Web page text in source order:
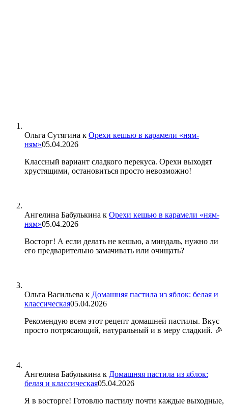
Ольга Сутягина к Орехи кешью в карамели «ням-
ням»05.04.2026
Классный вариант сладкого перекуса. Орехи выходят
хрустящими, остановиться просто невозможно!
Ангелина Бабулькина к Орехи кешью в карамели «ням-
ням»05.04.2026
Восторг! А если делать не кешью, а миндаль, нужно ли
его предварительно замачивать или очищать?
Ольга Васильева к Домашняя пастила из яблок: белая и
классическая05.04.2026
Рекомендую всем этот рецепт домашней пастилы. Вкус
просто потрясающий, натуральный и в меру сладкий. 🎉
Ангелина Бабулькина к Домашняя пастила из яблок:
белая и классическая05.04.2026
Я в восторге! Готовлю пастилу почти каждые выходные,